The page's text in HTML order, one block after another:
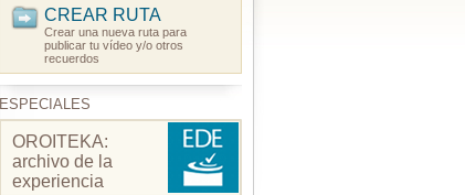
CREAR RUTA
Crear una nueva ruta para
publicar tu vídeo y/o otros
recuerdos
ESPECIALES
OROITEKA:
archivo de la
experiencia